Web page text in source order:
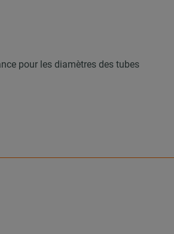
pour les diamètres des tubes